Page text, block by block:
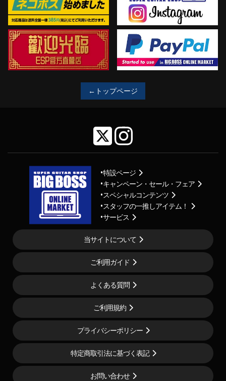
←トップページ
特設ページ
キャンペーン・セール・フェア
スペシャルコンテンツ
スタッフの一推しアイテム！
サービス
当サイトについて
ご利用ガイド
よくある質問
ご利用規約
プライバシーポリシー
特定商取引法に基づく表記
お問い合わせ